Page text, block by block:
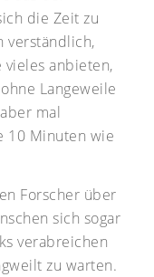
die Zeit zu
verständlich,
anbieten,
Langeweile
mal
10 Minuten wie
Forscher über
sich sogar
verabreichen
zu warten.